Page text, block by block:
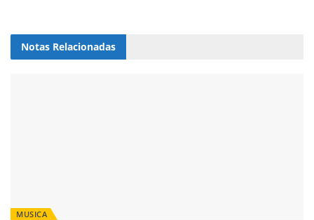
Notas Relacionadas
MUSICA